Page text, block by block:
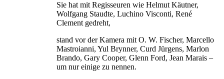
Sie hat mit Regisseuren wie Helmut Käutner,
Wolfgang Staudte, Luchino Visconti, René
Clement gedreht,
stand vor der Kamera mit O. W. Fischer, Marcello
Mastroianni, Yul Brynner, Curd Jürgens, Marlon
Brando, Gary Cooper, Glenn Ford, Jean Marais –
um nur einige zu nennen.